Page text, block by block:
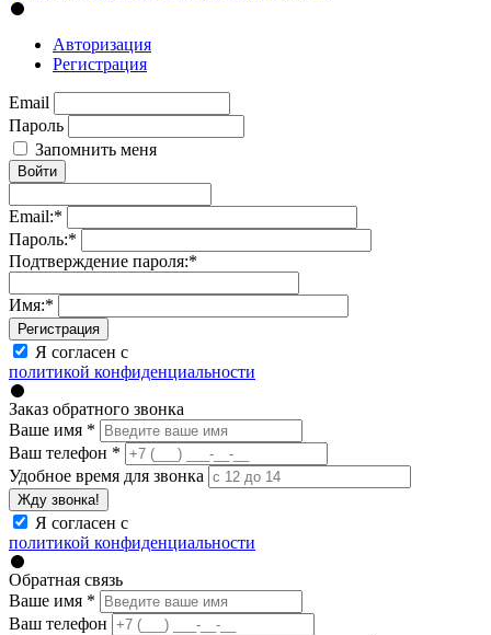
Авторизация
Регистрация
Email
Пароль
Запомнить меня
Войти
Email:*
Пароль:*
Подтверждение пароля:*
Имя:*
Регистрация
Я согласен с
политикой конфиденциальности
Заказ обратного звонка
Ваше имя *
Ваш телефон *
Удобное время для звонка
Жду звонка!
Я согласен с
политикой конфиденциальности
Обратная связь
Ваше имя *
Ваш телефон